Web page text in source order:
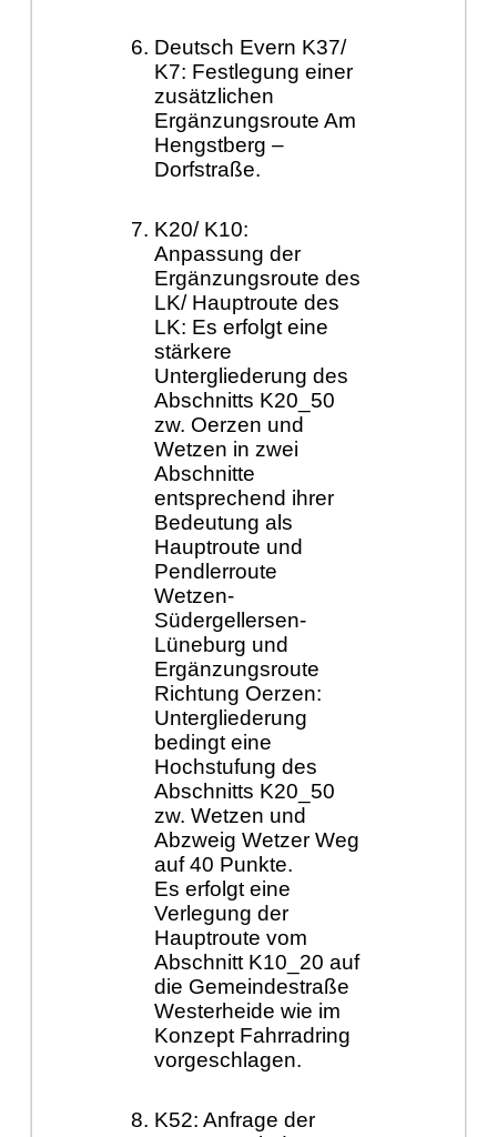
Deutsch Evern K37/
K7: Festlegung einer
zusätzlichen
Ergänzungsroute Am
Hengstberg –
Dorfstraße.
K20/ K10:
Anpassung der
Ergänzungsroute des
LK/ Hauptroute des
LK: Es erfolgt eine
stärkere
Untergliederung des
Abschnitts K20_50
zw. Oerzen und
Wetzen in zwei
Abschnitte
entsprechend ihrer
Bedeutung als
Hauptroute und
Pendlerroute
Wetzen-
Südergellersen-
Lüneburg und
Ergänzungsroute
Richtung Oerzen:
Untergliederung
bedingt eine
Hochstufung des
Abschnitts K20_50
zw. Wetzen und
Abzweig Wetzer Weg
auf 40 Punkte.
Es erfolgt eine
Verlegung der
Hauptroute vom
Abschnitt K10_20 auf
die Gemeindestraße
Westerheide wie im
Konzept Fahrradring
vorgeschlagen.
K52: Anfrage der